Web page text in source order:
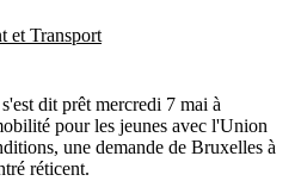
et Transport
dit prêt mercredi 7 mai à
pour les jeunes avec l'Union
une demande de Bruxelles à
réticent.